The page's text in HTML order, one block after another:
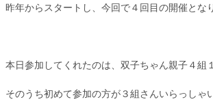
昨年からスタートし、今回で４回目の開催とな
本日参加してくれたのは、双子ちゃん親子４組
そのうち初めて参加の方が３組さんいらっしゃ